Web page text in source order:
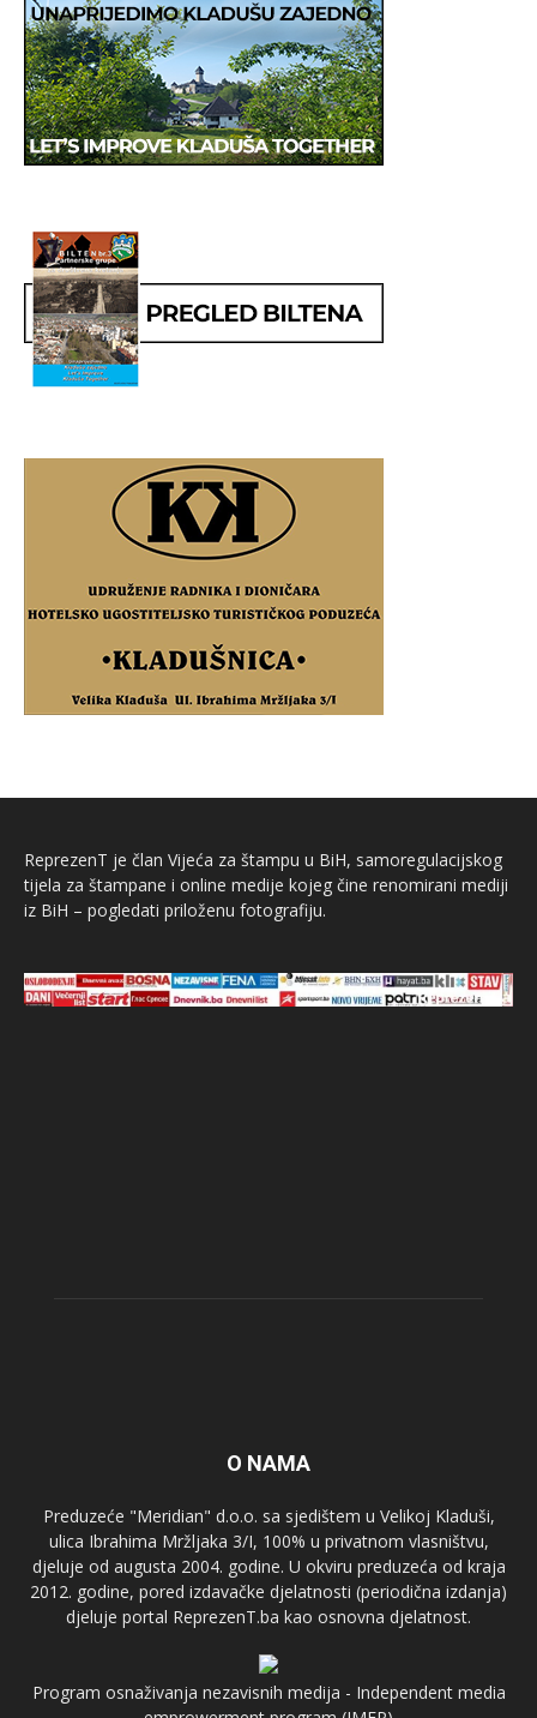
ReprezenT je član Vijeća za štampu u BiH, samoregulacijskog
tijela za štampane i online medije kojeg čine renomirani mediji
iz BiH – pogledati priloženu fotografiju.
O NAMA
Preduzeće "Meridian" d.o.o. sa sjedištem u Velikoj Kladuši,
ulica Ibrahima Mržljaka 3/I, 100% u privatnom vlasništvu,
djeluje od augusta 2004. godine. U okviru preduzeća od kraja
2012. godine, pored izdavačke djelatnosti (periodična izdanja)
djeluje portal ReprezenT.ba kao osnovna djelatnost.
Program osnaživanja nezavisnih medija - Independent media